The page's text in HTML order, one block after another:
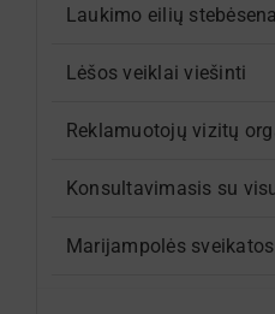
Svetainės medis
Laukimo eilių stebėsena
Lėšos veiklai viešinti
Reklamuotojų vizitų
Konsultavimasis su
Marijampolės